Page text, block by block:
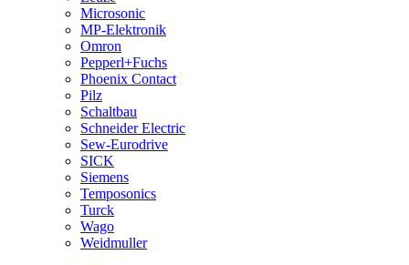
Microsonic
MP-Elektronik
Omron
Pepperl+Fuchs
Phoenix Contact
Pilz
Schaltbau
Schneider Electric
Sew-Eurodrive
SICK
Siemens
Temposonics
Turck
Wago
Weidmuller